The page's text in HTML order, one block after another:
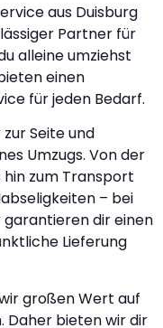
aus Duisburg
Partner für
alleine umziehst
einen
für jeden Bedarf.
Seite und
Umzugs. Von der
zum Transport
– bei
garantieren dir einen
Lieferung
großen Wert auf
Daher bieten wir dir